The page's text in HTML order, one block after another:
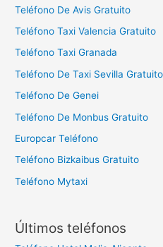
Teléfono De Avis Gratuito
Teléfono Taxi Valencia Gratuito
Teléfono Taxi Granada
Teléfono De Taxi Sevilla Gratuito
Teléfono De Genei
Teléfono De Monbus Gratuito
Europcar Teléfono
Teléfono Bizkaibus Gratuito
Teléfono Mytaxi
Últimos teléfonos